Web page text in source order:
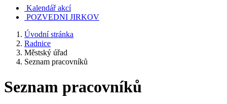
Kalendář akcí
POZVEDNI JIRKOV
Úvodní stránka
Radnice
Městský úřad
Seznam pracovníků
Seznam pracovníků